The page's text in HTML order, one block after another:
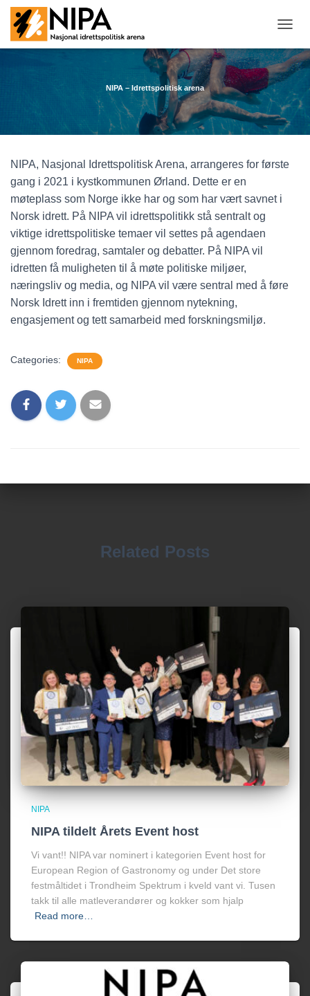
O
G
G
E
A
G
NIPA – Idrettspolitisk arena
NIPA, Nasjonal Idrettspolitisk Arena, arrangeres for første
gang i 2021 i kystkommunen Ørland. Dette er en
møteplass som Norge ikke har og som har vært savnet i
Norsk idrett. På NIPA vil idrettspolitikk stå sentralt og
viktige idrettspolitiske temaer vil settes på agendaen
gjennom foredrag, samtaler og debatter. På NIPA vil
idretten få muligheten til å møte politiske miljøer,
næringsliv og media, og NIPA vil være sentral med å føre
Norsk Idrett inn i fremtiden gjennom nytekning,
engasjement og tett samarbeid med forskningsmiljø.
Categories: NIPA
Related Posts
NIPA
NIPA tildelt Årets Event host
Vi vant!! NIPA var nominert i kategorien Event host for
European Region of Gastronomy og under Det store
festmåltidet i Trondheim Spektrum i kveld vant vi. Tusen
takk til alle matleverandører og kokker som hjalp
Read more…